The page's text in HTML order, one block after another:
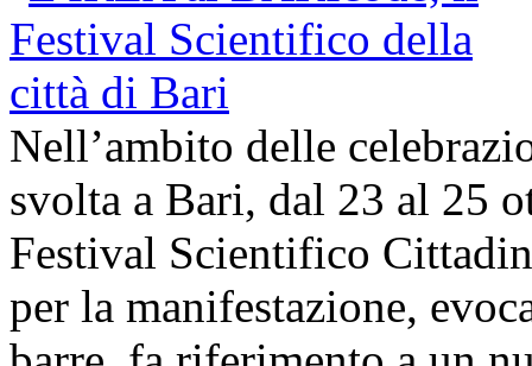
Nell’ambito delle
svolta a Bari, dal 23 al 25
Festival Scientifico
per la manifestazione,